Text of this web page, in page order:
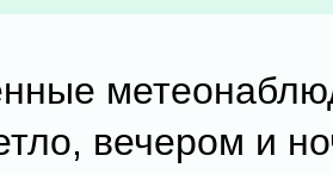
вечером и